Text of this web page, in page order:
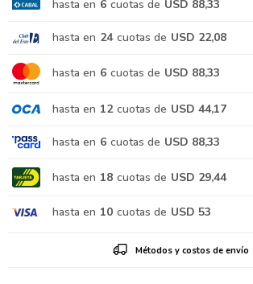
hasta en 6 cuotas de USD 88,33
hasta en 24 cuotas de USD 22,08
hasta en 6 cuotas de USD 88,33
hasta en 12 cuotas de USD 44,17
hasta en 6 cuotas de USD 88,33
hasta en 18 cuotas de USD 29,44
hasta en 10 cuotas de USD 53
Métodos y costos de envío